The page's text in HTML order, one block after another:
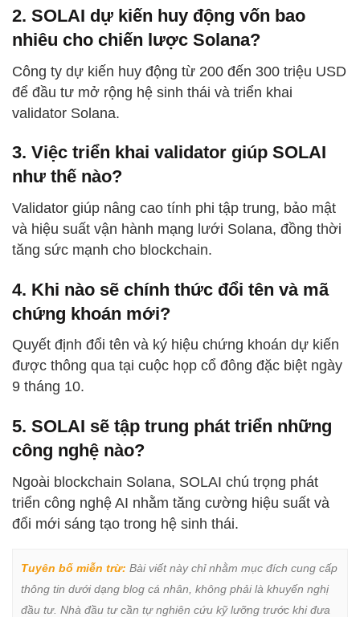
2. SOLAI dự kiến huy động vốn bao
nhiêu cho chiến lược Solana?
Công ty dự kiến huy động từ 200 đến 300 triệu USD
để đầu tư mở rộng hệ sinh thái và triển khai
validator Solana.
3. Việc triển khai validator giúp SOLAI
như thế nào?
Validator giúp nâng cao tính phi tập trung, bảo mật
và hiệu suất vận hành mạng lưới Solana, đồng thời
tăng sức mạnh cho blockchain.
4. Khi nào sẽ chính thức đổi tên và mã
chứng khoán mới?
Quyết định đổi tên và ký hiệu chứng khoán dự kiến
được thông qua tại cuộc họp cổ đông đặc biệt ngày
9 tháng 10.
5. SOLAI sẽ tập trung phát triển những
công nghệ nào?
Ngoài blockchain Solana, SOLAI chú trọng phát
triển công nghệ AI nhằm tăng cường hiệu suất và
đổi mới sáng tạo trong hệ sinh thái.
Tuyên bố miễn trừ: Bài viết này chỉ nhằm mục đích cung cấp
thông tin dưới dạng blog cá nhân, không phải là khuyến nghị
đầu tư. Nhà đầu tư cần tự nghiên cứu kỹ lưỡng trước khi đưa